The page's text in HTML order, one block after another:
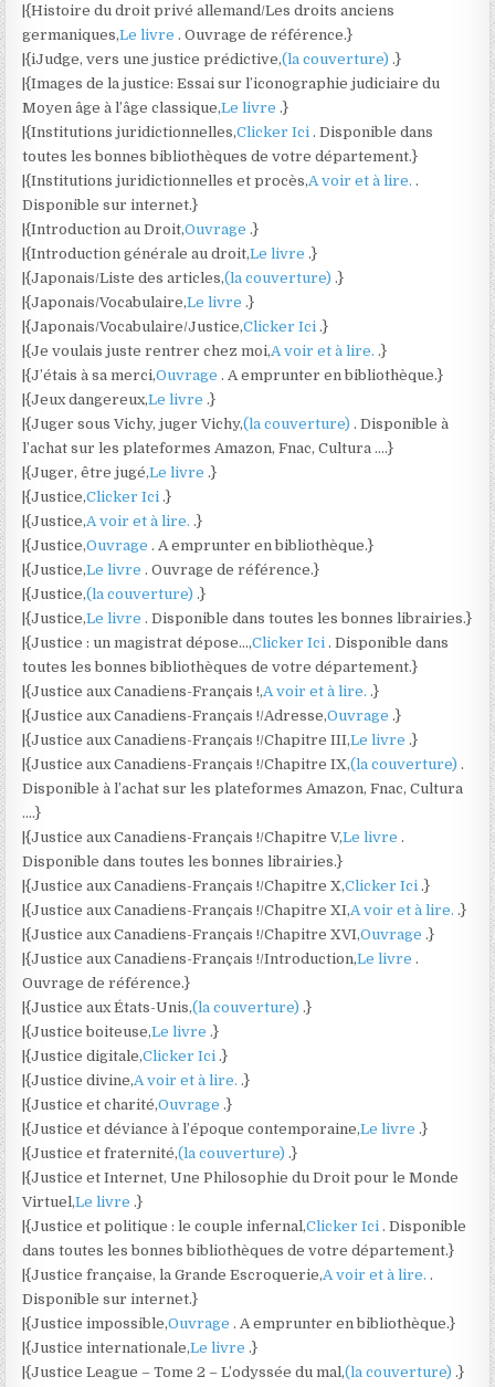
|{Histoire du droit privé allemand/Les droits anciens
germaniques,Le livre . Ouvrage de référence.}
|{iJudge, vers une justice prédictive,(la couverture) .}
|{Images de la justice: Essai sur l’iconographie judiciaire du
Moyen âge à l’âge classique,Le livre .}
|{Institutions juridictionnelles,Clicker Ici . Disponible dans
toutes les bonnes bibliothèques de votre département.}
|{Institutions juridictionnelles et procès,A voir et à lire. .
Disponible sur internet.}
|{Introduction au Droit,Ouvrage .}
|{Introduction générale au droit,Le livre .}
|{Japonais/Liste des articles,(la couverture) .}
|{Japonais/Vocabulaire,Le livre .}
|{Japonais/Vocabulaire/Justice,Clicker Ici .}
|{Je voulais juste rentrer chez moi,A voir et à lire. .}
|{J’étais à sa merci,Ouvrage . A emprunter en bibliothèque.}
|{Jeux dangereux,Le livre .}
|{Juger sous Vichy, juger Vichy,(la couverture) . Disponible à
l’achat sur les plateformes Amazon, Fnac, Cultura ….}
|{Juger, être jugé,Le livre .}
|{Justice,Clicker Ici .}
|{Justice,A voir et à lire. .}
|{Justice,Ouvrage . A emprunter en bibliothèque.}
|{Justice,Le livre . Ouvrage de référence.}
|{Justice,(la couverture) .}
|{Justice,Le livre . Disponible dans toutes les bonnes librairies.}
|{Justice : un magistrat dépose…,Clicker Ici . Disponible dans
toutes les bonnes bibliothèques de votre département.}
|{Justice aux Canadiens-Français !,A voir et à lire. .}
|{Justice aux Canadiens-Français !/Adresse,Ouvrage .}
|{Justice aux Canadiens-Français !/Chapitre III,Le livre .}
|{Justice aux Canadiens-Français !/Chapitre IX,(la couverture) .
Disponible à l’achat sur les plateformes Amazon, Fnac, Cultura
….}
|{Justice aux Canadiens-Français !/Chapitre V,Le livre .
Disponible dans toutes les bonnes librairies.}
|{Justice aux Canadiens-Français !/Chapitre X,Clicker Ici .}
|{Justice aux Canadiens-Français !/Chapitre XI,A voir et à lire. .}
|{Justice aux Canadiens-Français !/Chapitre XVI,Ouvrage .}
|{Justice aux Canadiens-Français !/Introduction,Le livre .
Ouvrage de référence.}
|{Justice aux États-Unis,(la couverture) .}
|{Justice boiteuse,Le livre .}
|{Justice digitale,Clicker Ici .}
|{Justice divine,A voir et à lire. .}
|{Justice et charité,Ouvrage .}
|{Justice et déviance à l’époque contemporaine,Le livre .}
|{Justice et fraternité,(la couverture) .}
|{Justice et Internet, Une Philosophie du Droit pour le Monde
Virtuel,Le livre .}
|{Justice et politique : le couple infernal,Clicker Ici . Disponible
dans toutes les bonnes bibliothèques de votre département.}
|{Justice française, la Grande Escroquerie,A voir et à lire. .
Disponible sur internet.}
|{Justice impossible,Ouvrage . A emprunter en bibliothèque.}
|{Justice internationale,Le livre .}
|{Justice League – Tome 2 – L’odyssée du mal,(la couverture) .}